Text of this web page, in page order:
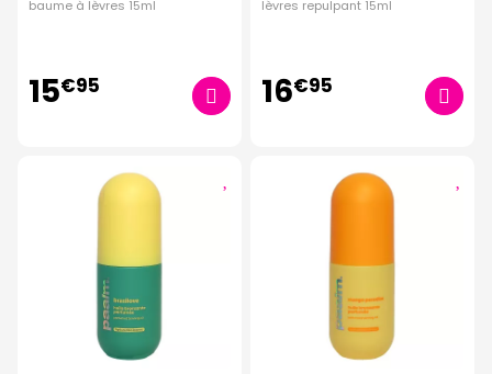
baume à lèvres 15ml
15€95
lèvres repulpant 15ml
16€95